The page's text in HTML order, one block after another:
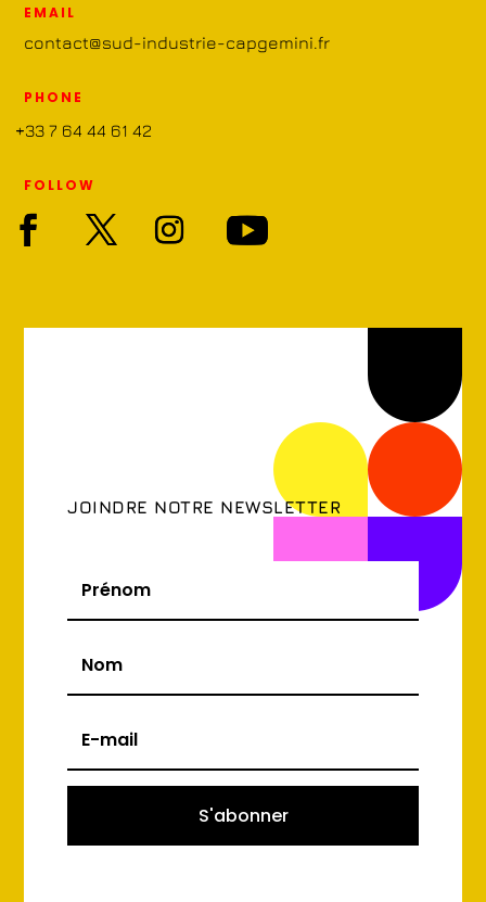
EMAIL
contact@sud-industrie-capgemini.fr
PHONE
+33 7 64 44 61 42
FOLLOW
JOINDRE NOTRE NEWSLETTER
S'abonner